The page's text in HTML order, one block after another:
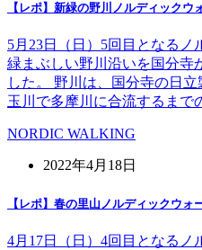
【レポ】新緑の野川ノルディック
5月23日（日）5回目となる
緑まぶしい野川沿いを国分寺
した。 野川は、国分寺の日
玉川で多摩川に合流するま
NORDIC WALKING
2022年4月18日
【レポ】春の里山ノルディックウォ
4月17日（日）4回目となるノ